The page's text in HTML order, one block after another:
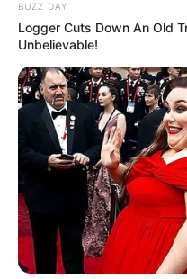
BUZZ DAY
Logger Cuts Down An Old
Unbelievable!